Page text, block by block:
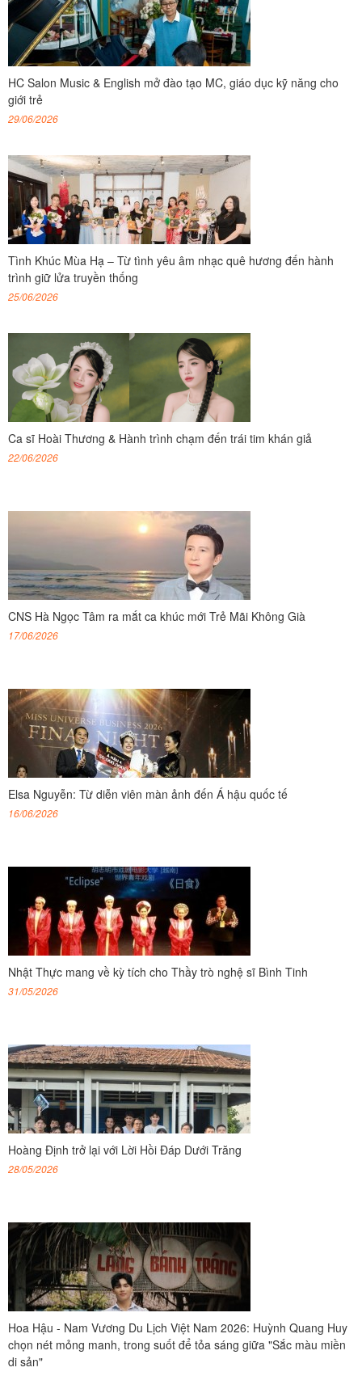
HC Salon Music & English mở đào tạo MC, giáo dục kỹ năng cho
giới trẻ
29/06/2026
Tình Khúc Mùa Hạ – Từ tình yêu âm nhạc quê hương đến hành
trình giữ lửa truyền thống
25/06/2026
Ca sĩ Hoài Thương & Hành trình chạm đến trái tim khán giả
22/06/2026
CNS Hà Ngọc Tâm ra mắt ca khúc mới Trẻ Mãi Không Già
17/06/2026
Elsa Nguyễn: Từ diễn viên màn ảnh đến Á hậu quốc tế
16/06/2026
Nhật Thực mang về kỳ tích cho Thầy trò nghệ sĩ Bình Tinh
31/05/2026
Hoàng Định trở lại với Lời Hồi Đáp Dưới Trăng
28/05/2026
Hoa Hậu - Nam Vương Du Lịch Việt Nam 2026: Huỳnh Quang Huy
chọn nét mỏng manh, trong suốt để tỏa sáng giữa "Sắc màu miền
di sản"